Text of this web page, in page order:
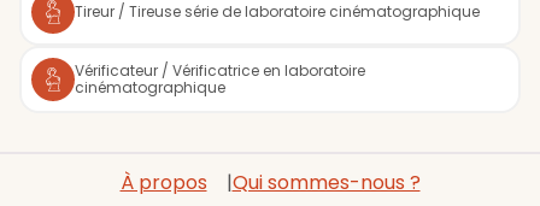
Tireur / Tireuse série de laboratoire cinématographique
Vérificateur / Vérificatrice en laboratoire
cinématographique
À propos Qui sommes-nous ?